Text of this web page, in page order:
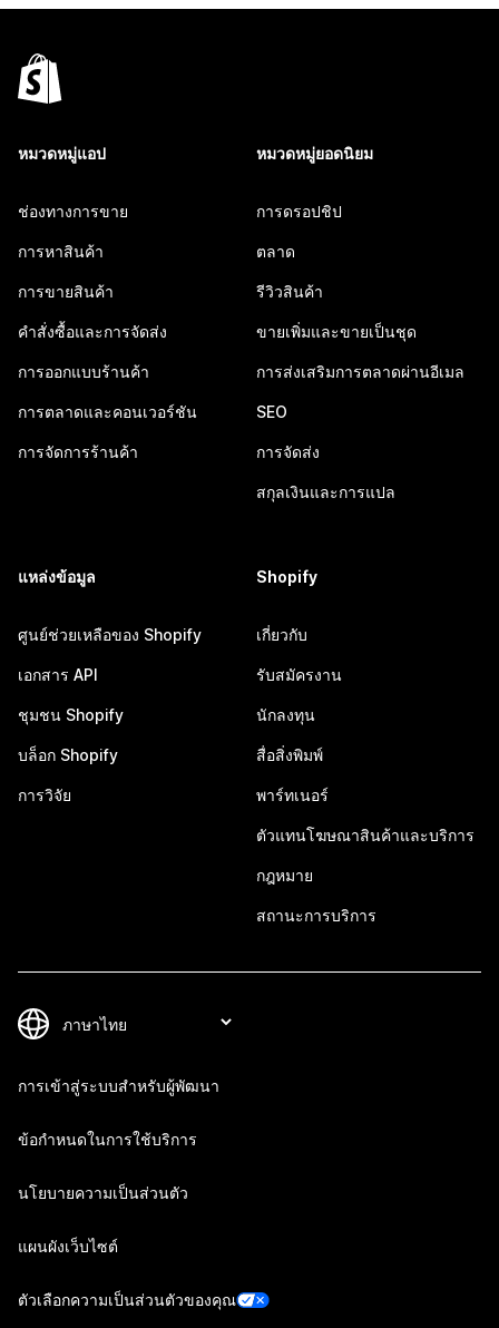
หมวดหมู่แอป
ช่องทางการขาย
การหาสินค้า
การขายสินค้า
คำสั่งซื้อและการจัดส่ง
การออกแบบร้านค้า
การตลาดและคอนเวอร์ชัน
การจัดการร้านค้า
หมวดหมู่ยอดนิยม
การดรอปชิป
ตลาด
รีวิวสินค้า
ขายเพิ่มและขายเป็นชุด
การส่งเสริมการตลาดผ่านอีเมล
SEO
การจัดส่ง
สกุลเงินและการแปล
แหล่งข้อมูล
ศูนย์ช่วยเหลือของ Shopify
เอกสาร API
ชุมชน Shopify
บล็อก Shopify
การวิจัย
Shopify
เกี่ยวกับ
รับสมัครงาน
นักลงทุน
สื่อสิ่งพิมพ์
พาร์ทเนอร์
ตัวแทนโฆษณาสินค้าและบริการ
กฎหมาย
สถานะการบริการ
การเข้าสู่ระบบสำหรับผู้พัฒนา
ข้อกำหนดในการใช้บริการ
นโยบายความเป็นส่วนตัว
แผนผังเว็บไซต์
ตัวเลือกความเป็นส่วนตัวของคุณ